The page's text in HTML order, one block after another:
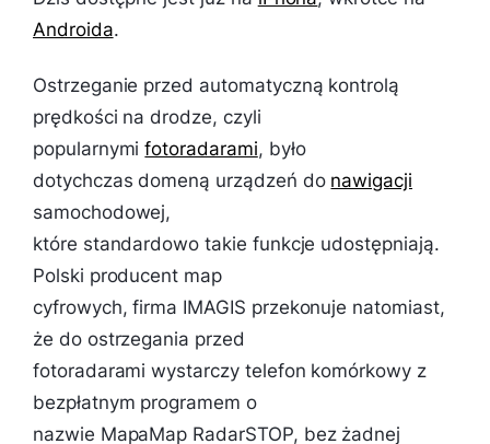
Androida.
Ostrzeganie przed automatyczną kontrolą
prędkości na drodze, czyli
popularnymifotoradarami, było
dotychczas domeną urządzeń do nawigacji
samochodowej,
które standardowo takie funkcje udostępniają.
Polski producent map
cyfrowych, firma IMAGIS przekonuje natomiast,
że do ostrzegania przed
fotoradarami wystarczy telefon komórkowy z
bezpłatnym programem o
nazwie MapaMap RadarSTOP, bez żadnej